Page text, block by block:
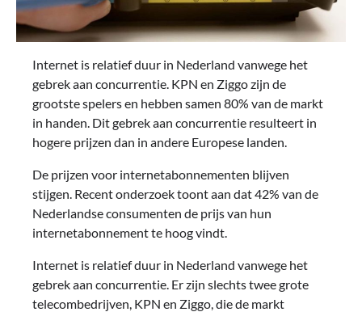
Internet is relatief duur in Nederland vanwege het
gebrek aan concurrentie. KPN en Ziggo zijn de
grootste spelers en hebben samen 80% van de markt
in handen. Dit gebrek aan concurrentie resulteert in
hogere prijzen dan in andere Europese landen.
De prijzen voor internetabonnementen blijven
stijgen. Recent onderzoek toont aan dat 42% van de
Nederlandse consumenten de prijs van hun
internetabonnement te hoog vindt.
Internet is relatief duur in Nederland vanwege het
gebrek aan concurrentie. Er zijn slechts twee grote
telecombedrijven, KPN en Ziggo, die de markt